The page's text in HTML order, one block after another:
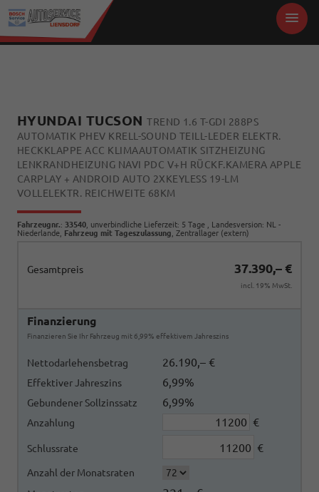
HYUNDAI TUCSONTREND 1.6 T-GDI 288PS
AUTOMATIK PHEV KRELL-SOUND TEILL-LEDER ELEKTR.
HECKKLAPPE ACC KLIMAAUTOMATIK SITZHEIZUNG
LENKRANDHEIZUNG NAVI PDC V+H RÜCKF.KAMERA APPLE
CARPLAY + ANDROID AUTO 2XKEYLESS 19-LM
VOLLELEKTR. REICHWEITE 68KM
Fahrzeugnr.: 33540 , unverbindliche Lieferzeit: 5 Tage , Landesversion: NL -
Niederlande, Fahrzeug mit Tageszulassung , Zentrallager (extern)
Gesamtpreis 37.390,– €
incl. 19% MwSt.
Finanzierung
Finanzieren Sie Ihr Fahrzeug mit 6,99% effektivem Jahreszins
Nettodarlehensbetrag 26.190,– €
Effektiver Jahreszins 6,99%
Gebundener Sollzinssatz 6,99%
Anzahlung €
Schlussrate €
Anzahl der Monatsraten